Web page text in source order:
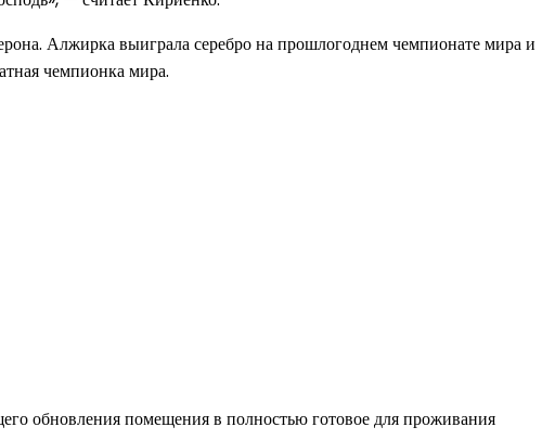
Алжирка выиграла серебро на прошлогоднем чемпионате мира и
чемпионка мира.
обновления помещения в полностью готовое для проживания